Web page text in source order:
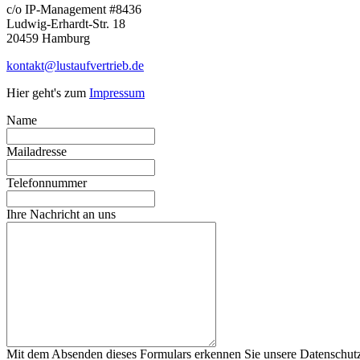
c/o IP-Management #8436
Ludwig-Erhardt-Str. 18
20459 Hamburg
kontakt@lustaufvertrieb.de
Hier geht's zum Impressum
Name
Mailadresse
Telefonnummer
Ihre Nachricht an uns
Mit dem Absenden dieses Formulars erkennen Sie unsere